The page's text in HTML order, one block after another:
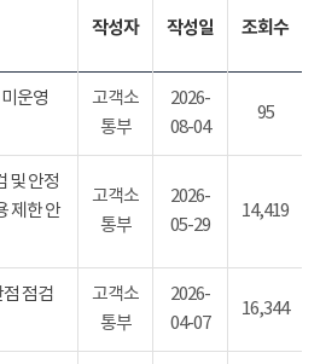
작성자 작성일 조회수
운영
고객소
통부
2026-
08-04
95
및 안정
제한 안
고객소
통부
2026-
05-29
14,419
점검
고객소
통부
2026-
04-07
16,344